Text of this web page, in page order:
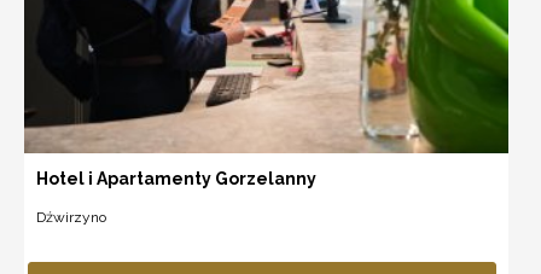
Hotel i Apartamenty Gorzelanny
Dźwirzyno